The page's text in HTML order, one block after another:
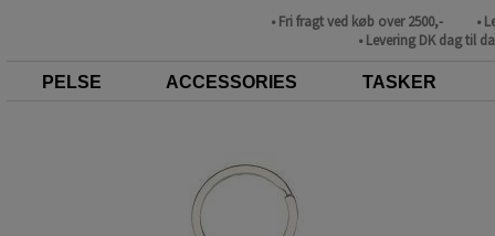
• Fri fragt ved køb over 2500,-
•
• Levering DK dag til
PELSE ACCESSORIES TASKER